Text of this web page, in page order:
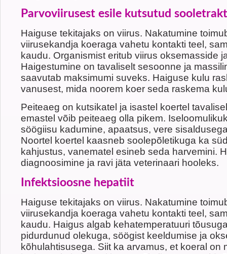
Parvoviirusest esile kutsutud
Haiguse tekitajaks on viirus. Nakatumine
viirusekandja koeraga vahetu kontakti teel,
kaudu. Organismist eritub viirus oksemasside
Haigestumine on tavaliselt sesoonne ja
saavutab maksimumi suveks. Haiguse kulu
vanusest, mida noorem koer seda raskema
Peiteaeg on kutsikatel ja isastel koertel
emastel võib peiteaeg olla pikem.
söögiisu kadumine, apaatsus, vere
Noortel koertel kaasneb soolepõletikuga ka
kahjustus, vanematel esineb seda harvemini.
diagnoosimine ja ravi jäta veterinaari hooleks.
Infektsioosne hepatiit
Haiguse tekitajaks on viirus. Nakatumine
viirusekandja koeraga vahetu kontakti teel,
kaudu. Haigus algab kehatemperatuuri
pidurdunud olekuga, söögist keeldumise ja
kõhulahtisusega. Siit ka arvamus, et koeral on